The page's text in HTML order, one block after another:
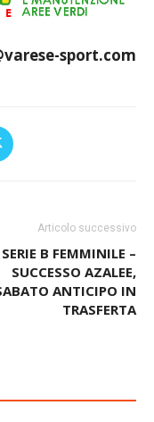
sport.com
Articolo successivo
SERIE B FEMMINILE –
SUCCESSO AZALEE,
ANTICIPO IN
TRASFERTA